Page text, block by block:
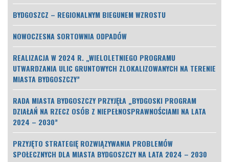
BYDGOSZCZ – REGIONALNYM BIEGUNEM WZROSTU
NOWOCZESNA SORTOWNIA ODPADÓW
REALIZACJA W 2024 R. „WIELOLETNIEGO PROGRAMU
UTWARDZANIA ULIC GRUNTOWYCH ZLOKALIZOWANYCH NA TERENIE
MIASTA BYDGOSZCZY”
RADA MIASTA BYDGOSZCZY PRZYJĘŁA „BYDGOSKI PROGRAM
DZIAŁAŃ NA RZECZ OSÓB Z NIEPEŁNOSPRAWNOŚCIAMI NA LATA
2024 – 2030”
PRZYJĘTO STRATEGIĘ ROZWIĄZYWANIA PROBLEMÓW
SPOŁECZNYCH DLA MIASTA BYDGOSZCZY NA LATA 2024 – 2030